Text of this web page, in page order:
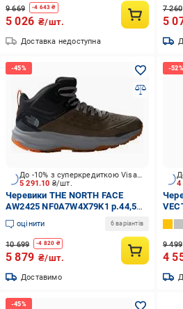
9 669 -4 643 ₴
5 026 ₴/шт.
Доставка недоступна
7 260
5
5 291.10 ₴/шт.
До -10% з суперкредиткою Visa Вигода
Черевики THE NORTH FACE
AW2425 NF0A7W4X79K1 р.44,5
зелений
оцінити 6 варіантів
10 699 -4 820 ₴
5 879 ₴/шт.
Доставимо
4
р.42
9 499
4